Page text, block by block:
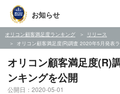
お知らせ
オリコン顧客満足度ランキング
リリース
オリコン顧客満足度(R)調査 2020年5月発表
オリコン顧客満足度(R)
ンキングを公開
公開日：2020-05-01